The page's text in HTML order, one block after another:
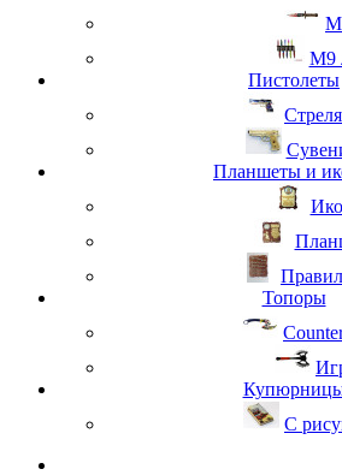
M9
Пистолеты
Планшеты и
Топоры
С